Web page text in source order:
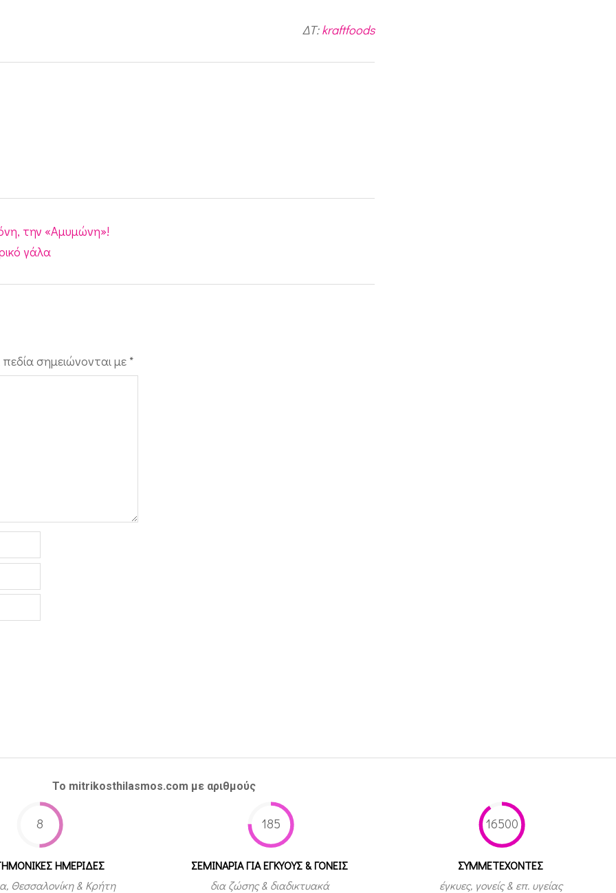
ΔΤ:kraftfoods
την «Αμυμώνη»!
γάλα
σημειώνονται με *
Το mitrikosthilasmos.com με αριθμούς
8
ΗΜΕΡΙΔΕΣ
Θεσσαλονίκη & Κρήτη
185
ΣΕΜΙΝΑΡΙΑ ΓΙΑ ΕΓΚΥΟΥΣ & ΓΟΝΕΙΣ
δια ζώσης & διαδικτυακά
16500
ΣΥΜΜΕΤEΧΟΝΤΕΣ
έγκυες, γονείς & επ. υγείας